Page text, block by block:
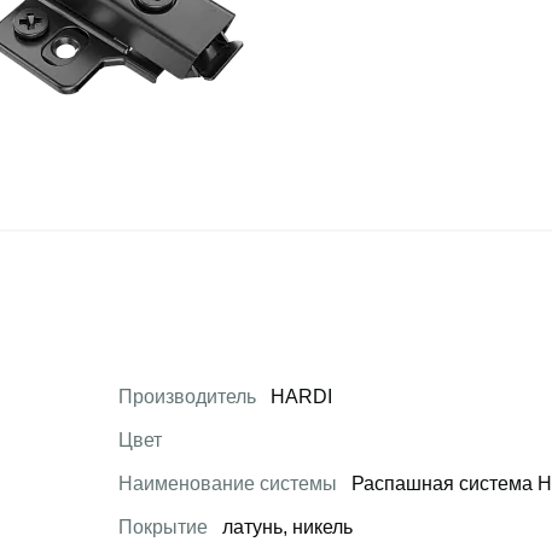
Производитель HARDI
Цвет
Наименование системы Распашная система
Покрытие латунь, никель